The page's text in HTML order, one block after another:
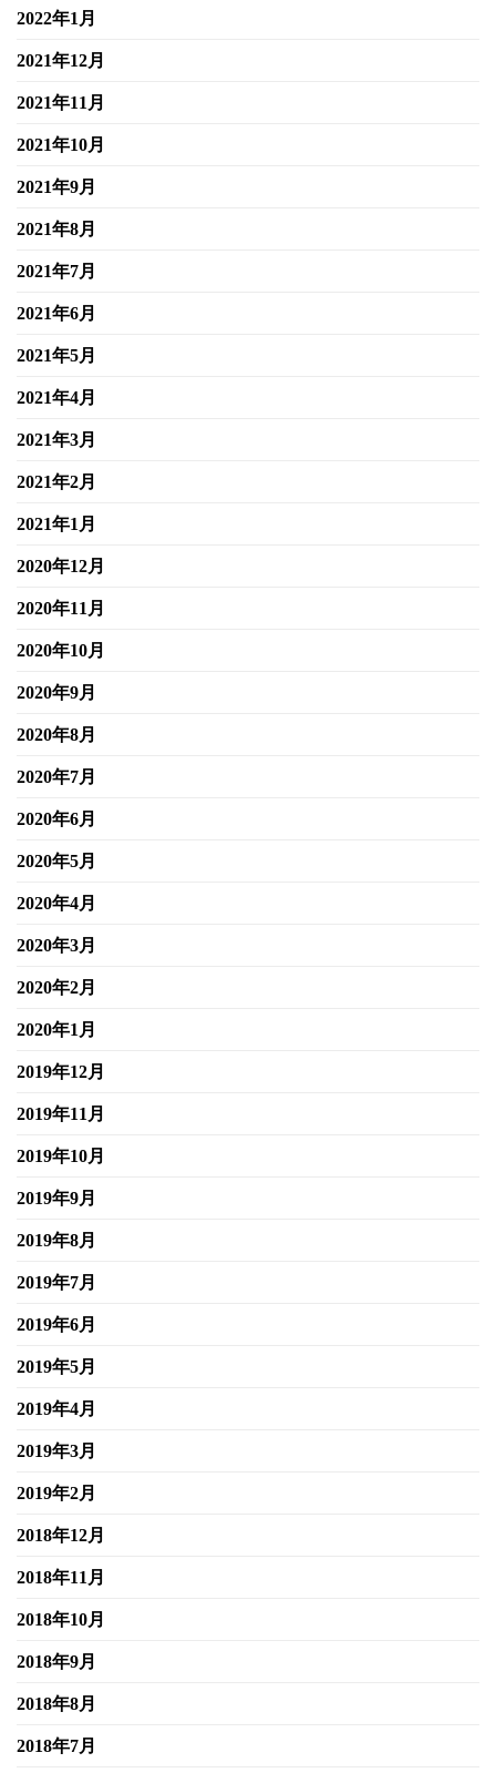
2022年1月
2021年12月
2021年11月
2021年10月
2021年9月
2021年8月
2021年7月
2021年6月
2021年5月
2021年4月
2021年3月
2021年2月
2021年1月
2020年12月
2020年11月
2020年10月
2020年9月
2020年8月
2020年7月
2020年6月
2020年5月
2020年4月
2020年3月
2020年2月
2020年1月
2019年12月
2019年11月
2019年10月
2019年9月
2019年8月
2019年7月
2019年6月
2019年5月
2019年4月
2019年3月
2019年2月
2018年12月
2018年11月
2018年10月
2018年9月
2018年8月
2018年7月